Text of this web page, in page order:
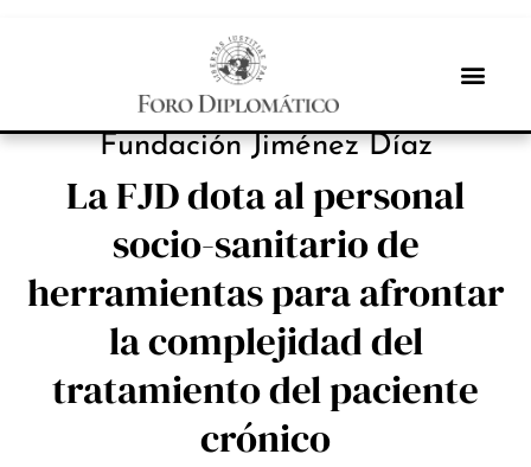
INBOX INTERNACIONAL
Fundación Jiménez Díaz
La FJD dota al personal
socio-sanitario de
herramientas para afrontar
la complejidad del
tratamiento del paciente
crónico